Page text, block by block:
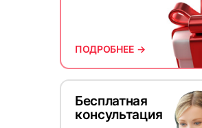
ПОДРОБНЕЕ →
Бесплатная
консультация